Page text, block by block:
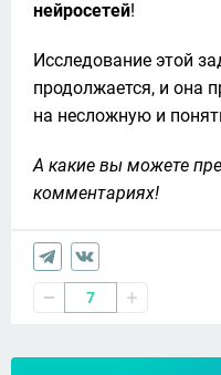
нейросетей!
Исследование этой
продолжается, и она
на несложную и
А какие вы можете
комментариях!
7